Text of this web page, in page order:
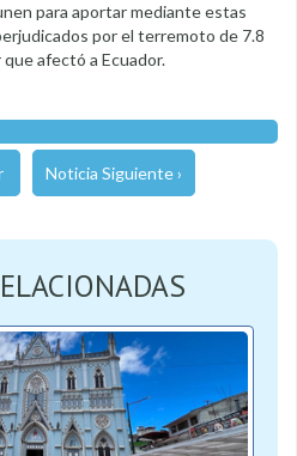
para aportar mediante estas
por el terremoto de 7.8
afectó a Ecuador.
Noticia Siguiente ›